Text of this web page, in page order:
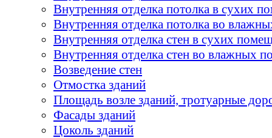
Внутренняя отделка потолка в сухих
Внутренняя отделка потолка во
Внутренняя отделка стен в сухих
Внутренняя отделка стен во влажных
Возведение стен
Отмостка зданий
Площадь возле зданий, тротуарные
Фасады зданий
Цоколь зданий